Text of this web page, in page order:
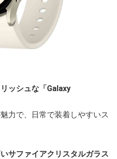
ッシュな「Galaxy
力で、日常で装着しやすいス
サファイアクリスタルガラス